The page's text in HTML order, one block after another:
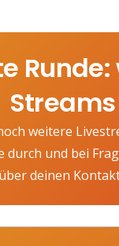
Streams
weitere
durch und bei
über deinen